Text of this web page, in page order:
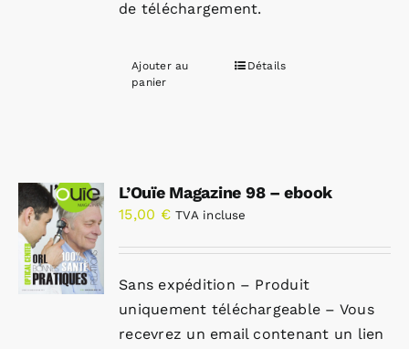
de téléchargement.
Ajouter au
panier
Détails
L’Ouïe Magazine 98 – ebook
15,00 € TVA incluse
Sans expédition – Produit
uniquement téléchargeable – Vous
recevrez un email contenant un lien